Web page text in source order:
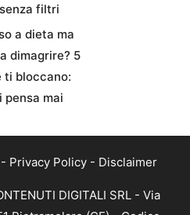
filtri
a dieta ma
dimagrire? 5
bloccano:
pensa mai
- Privacy Policy - Disclaimer
DIGITALI SRL - Via